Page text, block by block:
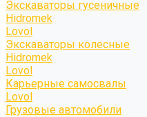
Экскаваторы гусеничные
Hidromek
Lovol
Экскаваторы колесные
Hidromek
Lovol
Карьерные самосвалы
Lovol
Грузовые автомобили